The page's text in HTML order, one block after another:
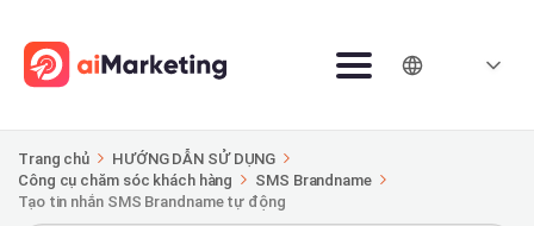
Trang chủ
HƯỚNG DẪN SỬ DỤNG
Công cụ chăm sóc khách hàng
SMS Brandname
Tạo tin nhắn SMS Brandname tự động